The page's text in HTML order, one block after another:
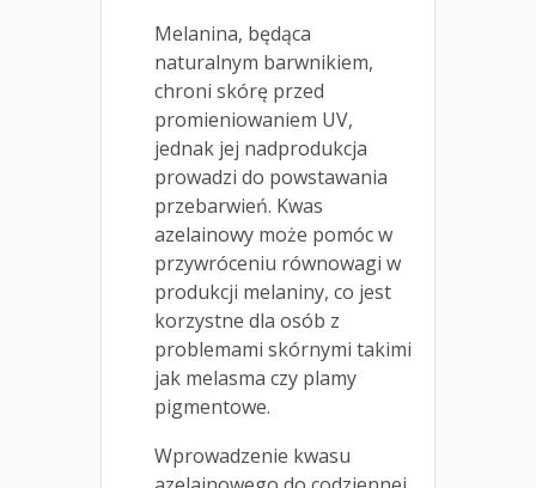
Melanina, będąca
naturalnym barwnikiem,
chroni skórę przed
promieniowaniem UV,
jednak jej nadprodukcja
prowadzi do powstawania
przebarwień. Kwas
azelainowy może pomóc w
przywróceniu równowagi w
produkcji melaniny, co jest
korzystne dla osób z
problemami skórnymi takimi
jak melasma czy plamy
pigmentowe.
Wprowadzenie kwasu